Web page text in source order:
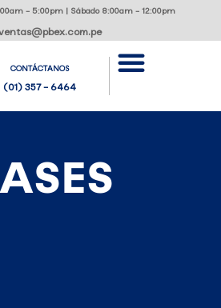
- 5:00pm | Sábado 8:00am - 12:00pm
CONTÁCTANOS
(01) 357 - 6464